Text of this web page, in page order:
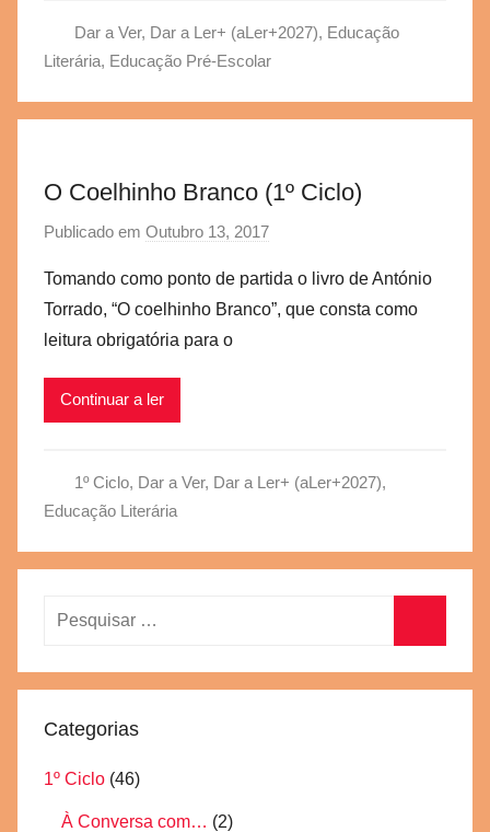
c
Dar a Ver, Dar a Ler+ (aLer+2027), Educação
Literária, Educação Pré-Escolar
O Coelhinho Branco (1º Ciclo)
Publicado em Outubro 13, 2017
r
a
c
Tomando como ponto de partida o livro de António
Torrado, “O coelhinho Branco”, que consta como
leitura obrigatória para o
Continuar a ler
1º Ciclo, Dar a Ver, Dar a Ler+ (aLer+2027),
Educação Literária
Pesquisar
Categorias
1º Ciclo (46)
À Conversa com… (2)